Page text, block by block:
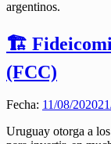
argentinos.
🏗️
(FCC)
Fecha: 11/08/2020
Uruguay otorga a